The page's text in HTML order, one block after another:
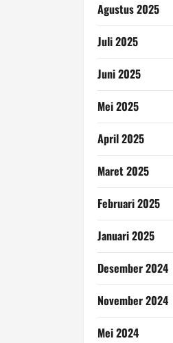
Agustus 2025
Juli 2025
Juni 2025
Mei 2025
April 2025
Maret 2025
Februari 2025
Januari 2025
Desember 2024
November 2024
Mei 2024